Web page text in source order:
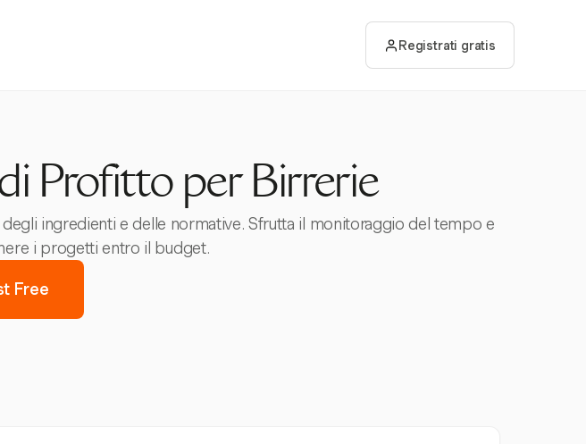
Registrati gratis
Profitto per Birrerie
ingredienti e delle normative. Sfrutta il monitoraggio del tempo e
i progetti entro il budget.
Free